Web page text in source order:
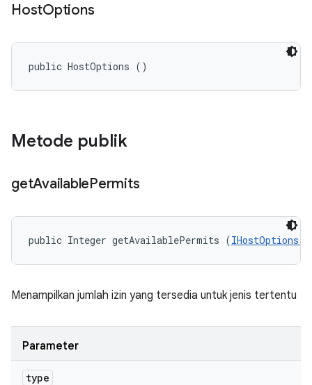
HostOptions
public HostOptions ()
Metode publik
getAvailablePermits
public Integer getAvailablePermits (
Menampilkan jumlah izin yang tersedia untuk jenis tertentu
Parameter
type